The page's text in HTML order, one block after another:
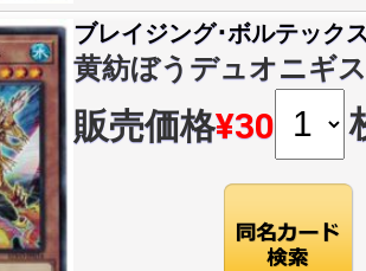
ブレイジング･ボルテック
黄紡ぼうデュオニギ
販売価格¥30